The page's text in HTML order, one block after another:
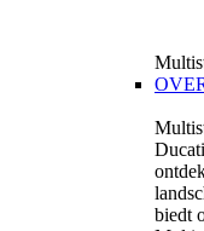
biedt